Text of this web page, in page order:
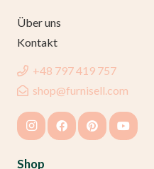
Über uns
Kontakt
+48 797 419 757
shop@furnisell.com
Shop